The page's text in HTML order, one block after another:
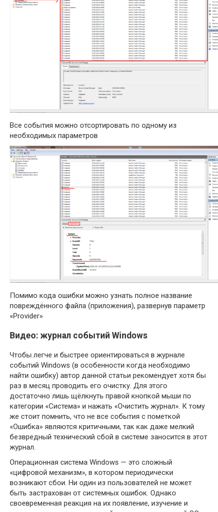
Все события можно отсортировать по одному из
необходимых параметров
Помимо кода ошибки можно узнать полное название
повреждённого файла (приложения), развернув параметр
«Provider»
Видео: журнал событий Windows
Чтобы легче и быстрее ориентироваться в журнале
событий Windows (в особенности когда необходимо
найти ошибку) автор данной статьи рекомендует хотя бы
раз в месяц проводить его очистку. Для этого
достаточно лишь щёлкнуть правой кнопкой мыши по
категории «Система» и нажать «Очистить журнал». К тому
же стоит помнить, что не все события с пометкой
«Ошибка» являются критичными, так как даже мелкий
безвредный технический сбой в системе заносится в этот
журнал.
Операционная система Windows — это сложный
«цифровой механизм», в котором периодически
возникают сбои. Ни один из пользователей не может
быть застрахован от системных ошибок. Однако
своевременная реакция на их появление, изучение и